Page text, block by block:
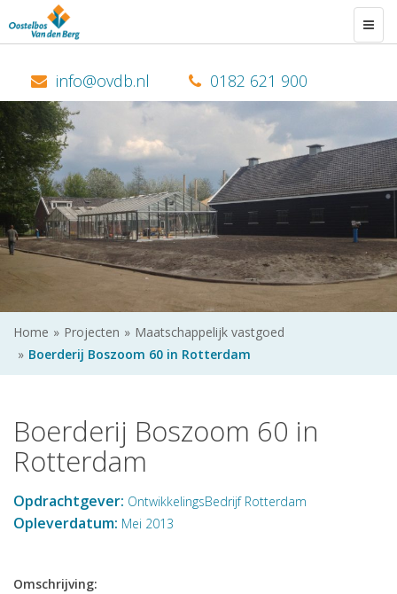
0182 621 900
Home Projecten
Maatschappelijk vastgoed
Boerderij Boszoom 60 in Rotterdam
Boerderij Boszoom 60 in
Rotterdam
Opdrachtgever: OntwikkelingsBedrijf Rotterdam
Opleverdatum: Mei 2013
Omschrijving: